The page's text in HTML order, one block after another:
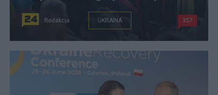
Redakcja UKRAINA 357